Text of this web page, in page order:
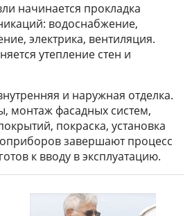
начинается прокладка
водоснабжение,
электрика, вентиляция.
утепление стен и
и наружная отделка.
монтаж фасадных систем,
покраска, установка
завершают процесс
к вводу в эксплуатацию.